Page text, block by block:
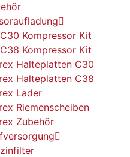
Kompressor Kit
Kompressor Kit
Halteplatten C30
Halteplatten C38
Lader
Riemenscheiben
Zubehör